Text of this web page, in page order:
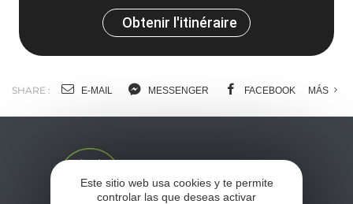
Obtenir l'itinéraire
SHARE : E-MAIL MESSENGER FACEBOOK MÁS
Este sitio web usa cookies y te permite
controlar las que deseas activar